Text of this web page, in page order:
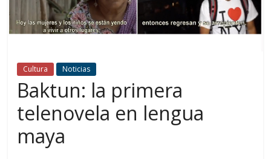
Cultura Noticias
Baktun: la primera
telenovela en lengua
maya